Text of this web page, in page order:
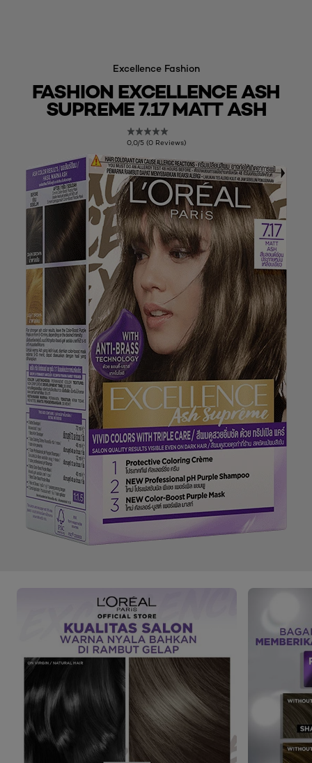
Excellence Fashion
FASHION EXCELLENCE ASH
SUPREME 7.17 MATT ASH
0,0/5 (0 Reviews)